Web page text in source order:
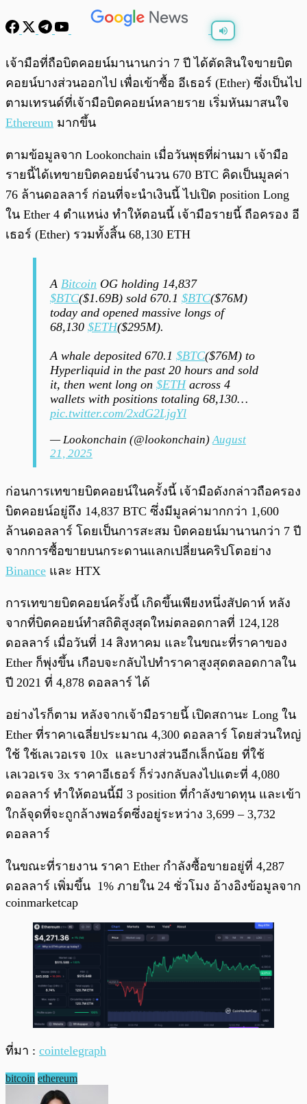
พร้อมเล่น 0:00
เจ้ามือที่ถือบิตคอยน์มานานกว่า 7 ปี ได้ตัดสินใจขายบิต
คอยน์บางส่วนออกไป เพื่อเข้าซื้อ อีเธอร์ (Ether) ซึ่งเป็นไป
ตามเทรนด์ที่เจ้ามือบิตคอยน์หลายราย เริ่มหันมาสนใจ
Ethereum มากขึ้น
ตามข้อมูลจาก Lookonchain เมื่อวันพุธที่ผ่านมา เจ้ามือ
รายนี้ได้เทขายบิตคอยน์จำนวน 670 BTC คิดเป็นมูลค่า
76 ล้านดอลลาร์ ก่อนที่จะนำเงินนี้ ไปเปิด position Long
ใน Ether 4 ตำแหน่ง ทำให้ตอนนี้ เจ้ามือรายนี้ ถือครอง อี
เธอร์ (Ether) รวมทั้งสิ้น 68,130 ETH
A Bitcoin OG holding 14,837
$BTC($1.69B) sold 670.1 $BTC($76M)
today and opened massive longs of
68,130 $ETH($295M).
A whale deposited 670.1 $BTC($76M) to
Hyperliquid in the past 20 hours and sold
it, then went long on $ETHacross 4
wallets with positions totaling 68,130…
pic.twitter.com/2xdG2LjgYl
— Lookonchain (@lookonchain)August
21, 2025
ก่อนการเทขายบิตคอยน์ในครั้งนี้ เจ้ามือดังกล่าวถือครอง
บิตคอยน์อยู่ถึง 14,837 BTC ซึ่งมีมูลค่ามากกว่า 1,600
ล้านดอลลาร์ โดยเป็นการสะสม บิตคอยน์มานานกว่า 7 ปี
จากการซื้อขายบนกระดานแลกเปลี่ยนคริปโตอย่าง
Binance และ HTX
การเทขายบิตคอยน์ครั้งนี้ เกิดขึ้นเพียงหนึ่งสัปดาห์ หลัง
จากที่บิตคอยน์ทำสถิติสูงสุดใหม่ตลอดกาลที่ 124,128
ดอลลาร์ เมื่อวันที่ 14 สิงหาคม และในขณะที่ราคาของ
Ether ก็พุ่งขึ้น เกือบจะกลับไปทำราคาสูงสุดตลอดกาลใน
ปี 2021 ที่ 4,878 ดอลลาร์ ได้
อย่างไรก็ตาม หลังจากเจ้ามือรายนี้ เปิดสถานะ Long ใน
Ether ที่ราคาเฉลี่ยประมาณ 4,300 ดอลลาร์ โดยส่วนใหญ่
ใช้ ใช้เลเวอเรจ 10x และบางส่วนอีกเล็กน้อย ที่ใช้
เลเวอเรจ 3x ราคาอีเธอร์ ก็ร่วงกลับลงไปแตะที่ 4,080
ดอลลาร์ ทำให้ตอนนี้มี 3 position ที่กำลังขาดทุน และเข้า
ใกล้จุดที่จะถูกล้างพอร์ตซึ่งอยู่ระหว่าง 3,699 – 3,732
ดอลลาร์
ในขณะที่รายงาน ราคา Ether กำลังซื้อขายอยู่ที่ 4,287
ดอลลาร์ เพิ่มขึ้น 1% ภายใน 24 ชั่วโมง อ้างอิงข้อมูลจาก
coinmarketcap
ที่มา : cointelegraph
bitcoin ethereum